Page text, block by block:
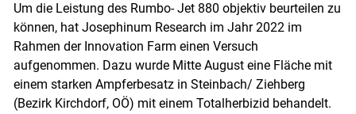
Um die Leistung des Rumbo- Jet 880 objektiv beurteilen zu
können, hat Josephinum Research im Jahr 2022 im
Rahmen der Innovation Farm einen Versuch
aufgenommen. Dazu wurde Mitte August eine Fläche mit
einem starken Ampferbesatz in Steinbach/ Ziehberg
(Bezirk Kirchdorf, OÖ) mit einem Totalherbizid behandelt.